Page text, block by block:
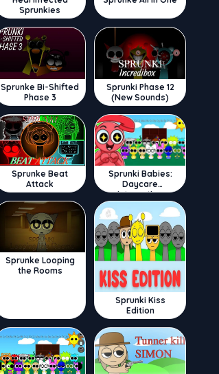
Sprunkies
Sprunke Bi-Shifted
Phase 3
Sprunki Phase 12
(New Sounds)
Sprunke Beat
Attack
Sprunki Babies:
Daycare
Interactive
Sprunke Looping
the Rooms
Sprunki Kiss
Edition